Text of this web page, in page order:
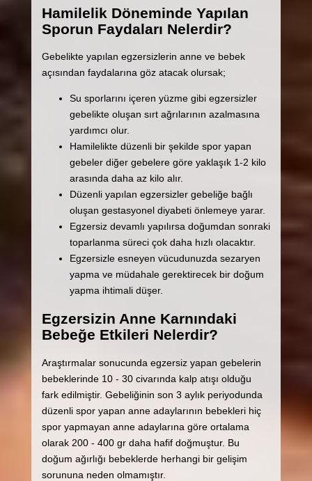
Hamilelik Döneminde Yapılan
Sporun Faydaları Nelerdir?
Gebelikte yapılan egzersizlerin anne ve bebek
açısından faydalarına göz atacak olursak;
Su sporlarını içeren yüzme gibi egzersizler
gebelikte oluşan sırt ağrılarının azalmasına
yardımcı olur.
Hamilelikte düzenli bir şekilde spor yapan
gebeler diğer gebelere göre yaklaşık 1-2 kilo
arasında daha az kilo alır.
Düzenli yapılan egzersizler gebeliğe bağlı
oluşan gestasyonel diyabeti önlemeye yarar.
Egzersiz devamlı yapılırsa doğumdan sonraki
toparlanma süreci çok daha hızlı olacaktır.
Egzersizle esneyen vücudunuzda sezaryen
yapma ve müdahale gerektirecek bir doğum
yapma ihtimali düşer.
Egzersizin Anne Karnındaki
Bebeğe Etkileri Nelerdir?
Araştırmalar sonucunda egzersiz yapan gebelerin
bebeklerinde 10 - 30 civarında kalp atışı olduğu
fark edilmiştir. Gebeliğinin son 3 aylık periyodunda
düzenli spor yapan anne adaylarının bebekleri hiç
spor yapmayan anne adaylarına göre ortalama
olarak 200 - 400 gr daha hafif doğmuştur. Bu
doğum ağırlığı bebeklerde herhangi bir gelişim
sorununa neden olmamıştır.